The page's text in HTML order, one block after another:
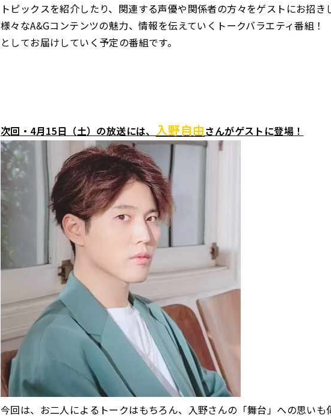
トピックスを紹介したり、関連する声優や関係者の方々をゲストにお招き
様々なA&Gコンテンツの魅力、情報を伝えていくトークバラエティ番組！
としてお届けしていく予定の番組です。
次回・4月15日（土）の放送には、 入野自由さんがゲストに登場！
今回は、お二人によるトークはもちろん、入野さんの「舞台」への思いも